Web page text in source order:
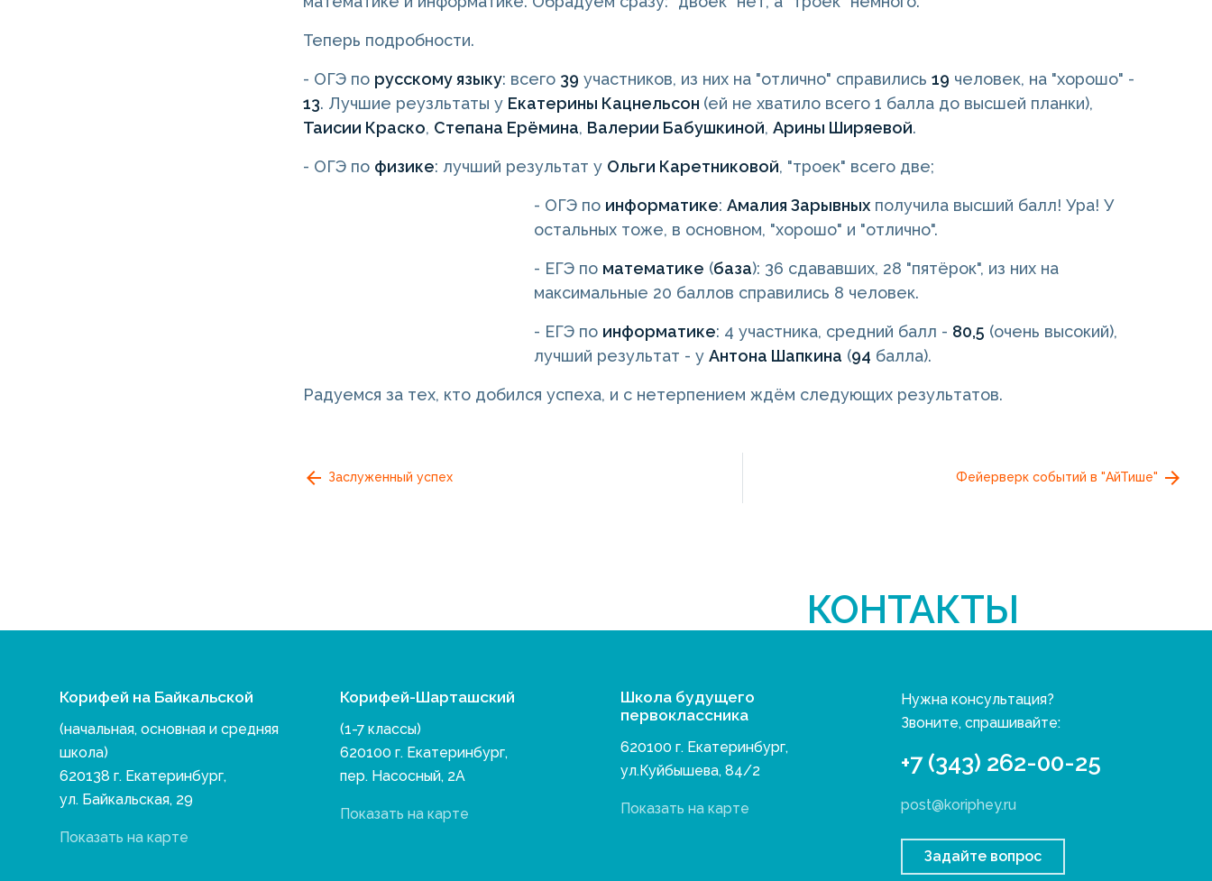
Теперь подробности.
- ОГЭ по русскому языку: всего 39 участников, из них на "отлично" справились 19 человек, на "хорошо" -
13. Лучшие реузльтаты у Екатерины Кацнельсон (ей не хватило всего 1 балла до высшей планки),
Таисии Краско, Степана Ерёмина, Валерии Бабушкиной, Арины Ширяевой.
- ОГЭ по физике: лучший результат у Ольги Каретниковой, "троек" всего две;
- ОГЭ по информатике: Амалия Зарывных получила высший балл! Ура! У
остальных тоже, в основном, "хорошо" и "отлично".
- ЕГЭ по математике (база): 36 сдававших, 28 "пятёрок", из них на
максимальные 20 баллов справились 8 человек.
- ЕГЭ по информатике: 4 участника, средний балл - 80,5 (очень высокий),
лучший результат - у Антона Шапкина (94 балла).
Радуемся за тех, кто добился успеха, и с нетерпением ждём следующих результатов.
Заслуженный успех Фейерверк событий в "АйТише"
КОНТАКТЫ
Корифей на Байкальской
(начальная, основная и средняя
школа)
620138 г. Екатеринбург,
ул. Байкальская, 29
Показать на карте
Корифей-Шарташский
(1-7 классы)
620100 г. Екатеринбург,
пер. Насосный, 2А
Показать на карте
Школа будущего
первоклассника
620100 г. Екатеринбург,
ул.Куйбышева, 84/2
Показать на карте
Нужна консультация?
Звоните, спрашивайте:
+7 (343) 262-00-25
post@koriphey.ru
Задайте вопрос